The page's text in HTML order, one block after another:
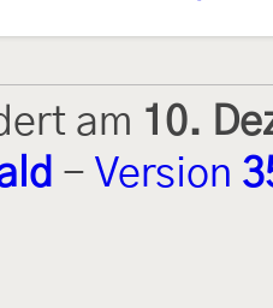
am 10.
- Version